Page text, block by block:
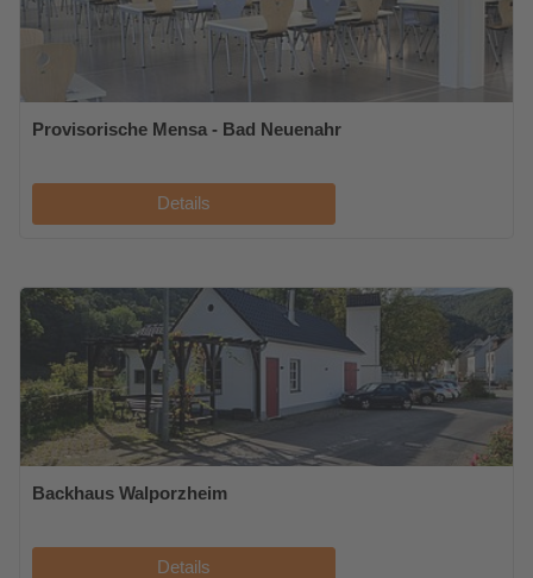
Provisorische Mensa - Bad Neuenahr
Details
Backhaus Walporzheim
Details